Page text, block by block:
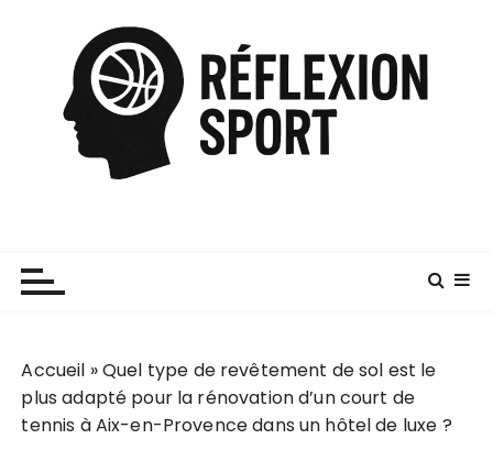
Accueil »Quel type de revêtement de sol est le
plus adapté pour la rénovation d’un court de
tennis à Aix-en-Provence dans un hôtel de luxe ?